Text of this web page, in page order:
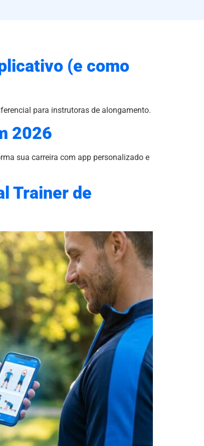
(e como
para instrutoras de alongamento.
2026
sua carreira com app personalizado e
Trainer de